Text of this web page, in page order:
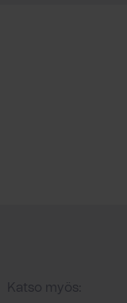
Katso myös: